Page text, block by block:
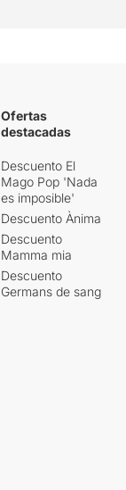
Ofertas
destacadas
Descuento El
Mago Pop 'Nada
es imposible'
Descuento Ànima
Descuento
Mamma mia
Descuento
Germans de sang